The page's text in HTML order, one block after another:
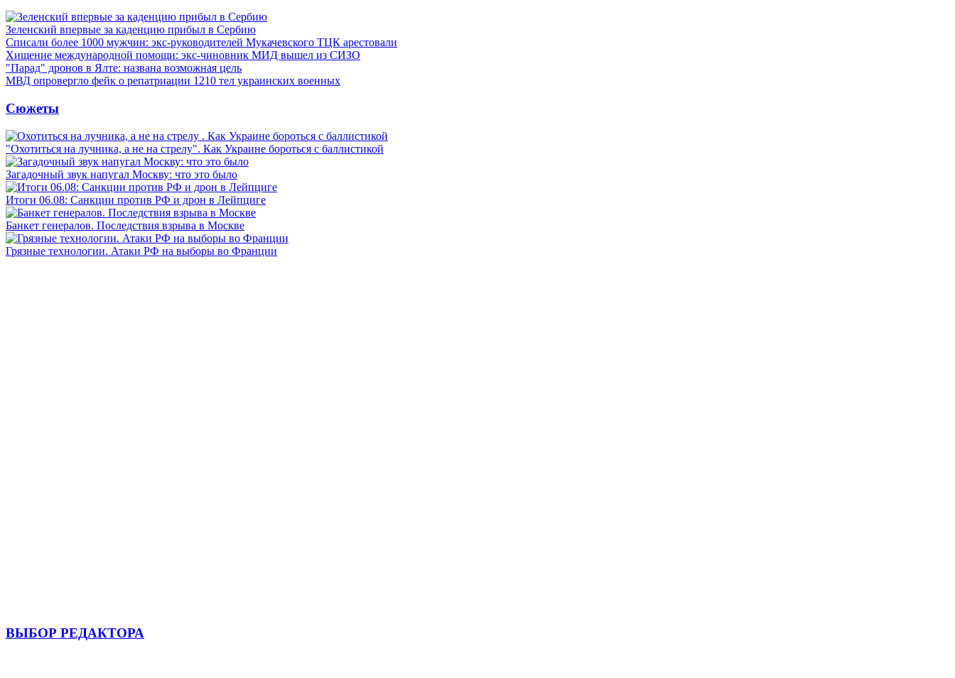
Зеленский впервые за каденцию прибыл в Сербию
Списали более 1000 мужчин: экс-руководителей Мукачевского ТЦК арестовали
Хищение международной помощи: экс-чиновник МИД вышел из СИЗО
"Парад" дронов в Ялте: названа возможная цель
МВД опровергло фейк о репатриации 1210 тел украинских военных
Сюжеты
"Охотиться на лучника, а не на стрелу". Как Украине бороться с баллистикой
Загадочный звук напугал Москву: что это было
Итоги 06.08: Санкции против РФ и дрон в Лейпциге
Банкет генералов. Последствия взрыва в Москве
Грязные технологии. Атаки РФ на выборы во Франции
ВЫБОР РЕДАКТОРА